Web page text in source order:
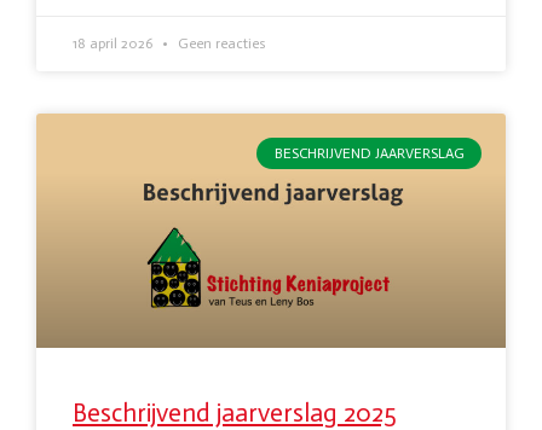
18 april 2026 Geen reacties
BESCHRIJVEND JAARVERSLAG
Beschrijvend jaarverslag 2025